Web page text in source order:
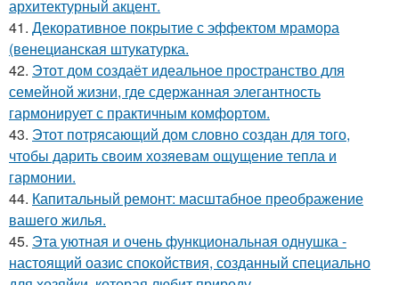
архитектурный акцент.
41. Декоративное покрытие с эффектом мрамора
(венецианская штукатурка.
42. Этот дом создаёт идеальное пространство для
семейной жизни, где сдержанная элегантность
гармонирует с практичным комфортом.
43. Этот потрясающий дом словно создан для того,
чтобы дарить своим хозяевам ощущение тепла и
гармонии.
44. Капитальный ремонт: масштабное преображение
вашего жилья.
45. Эта уютная и очень функциональная однушка -
настоящий оазис спокойствия, созданный специально